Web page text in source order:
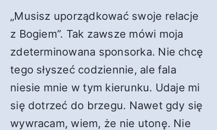
„Musisz uporządkować swoje relacje
z Bogiem”. Tak zawsze mówi moja
zdeterminowana sponsorka. Nie chcę
tego słyszeć codziennie, ale fala
niesie mnie w tym kierunku. Udaje mi
się dotrzeć do brzegu. Nawet gdy się
wywracam, wiem, że nie utonę. Nie